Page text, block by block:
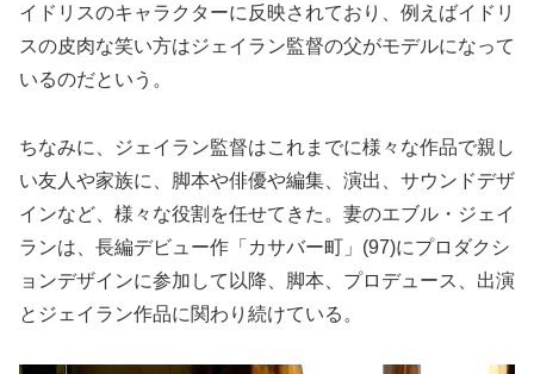
イドリスのキャラクターに反映されており、例えばイドリ
スの皮肉な笑い方はジェイラン監督の父がモデルになって
いるのだという。
ちなみに、ジェイラン監督はこれまでに様々な作品で親し
い友人や家族に、脚本や俳優や編集、演出、サウンドデザ
インなど、様々な役割を任せてきた。妻のエブル・ジェイ
ランは、長編デビュー作「カサバー町」(97)にプロダクシ
ョンデザインに参加して以降、脚本、プロデュース、出演
とジェイラン作品に関わり続けている。